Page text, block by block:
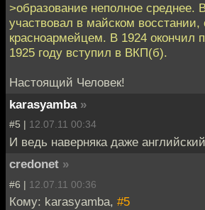
>образование неполное среднее.
участвовал в майском восстании,
красноармейцем. В 1924 окончил
1925 году вступил в ВКП(б).
Настоящий Человек!
karasyamba »
#5 | 12.07.11 00:34
И ведь наверняка даже
credonet »
#6 | 12.07.11 00:36
Кому: karasyamba, #5